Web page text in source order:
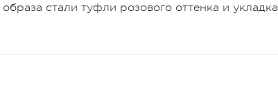
стали туфли розового оттенка и укладка